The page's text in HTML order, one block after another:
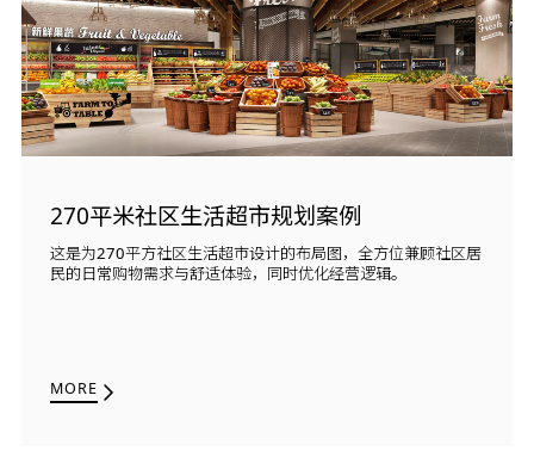
270平米社区生活超市规划案例
这是为270平方社区生活超市设计的布局图，全方位兼顾社区居
民的日常购物需求与舒适体验，同时优化经营逻辑。
MORE